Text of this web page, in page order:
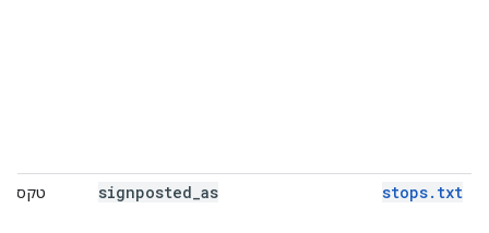
stops.txt
signposted as טקסט